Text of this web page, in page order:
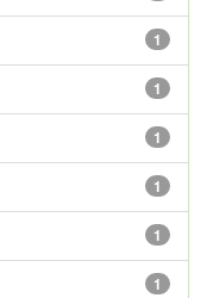
1
1
1
1
1
1